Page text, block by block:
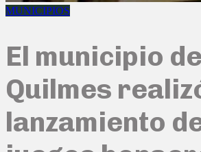
MUNICIPIOS
El municipio de
Quilmes
lanzamiento